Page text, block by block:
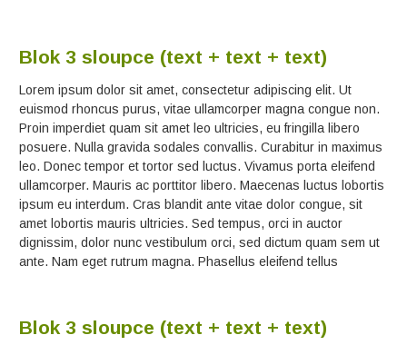
Blok 3 sloupce (text + text + text)
Lorem ipsum dolor sit amet, consectetur adipiscing elit. Ut
euismod rhoncus purus, vitae ullamcorper magna congue non.
Proin imperdiet quam sit amet leo ultricies, eu fringilla libero
posuere. Nulla gravida sodales convallis. Curabitur in maximus
leo. Donec tempor et tortor sed luctus. Vivamus porta eleifend
ullamcorper. Mauris ac porttitor libero. Maecenas luctus lobortis
ipsum eu interdum. Cras blandit ante vitae dolor congue, sit
amet lobortis mauris ultricies. Sed tempus, orci in auctor
dignissim, dolor nunc vestibulum orci, sed dictum quam sem ut
ante. Nam eget rutrum magna. Phasellus eleifend tellus
Blok 3 sloupce (text + text + text)